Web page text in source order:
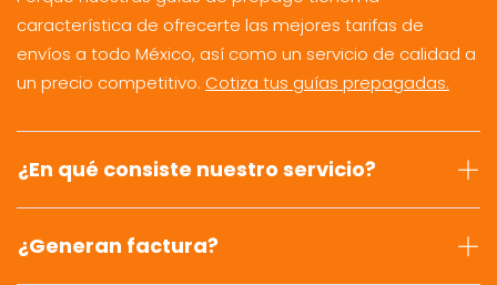
característica de ofrecerte las mejores tarifas de
envíos a todo México, así como un servicio de calidad a
un precio competitivo. Cotiza tus guías prepagadas.
¿En qué consiste nuestro servicio?
¿Generan factura?